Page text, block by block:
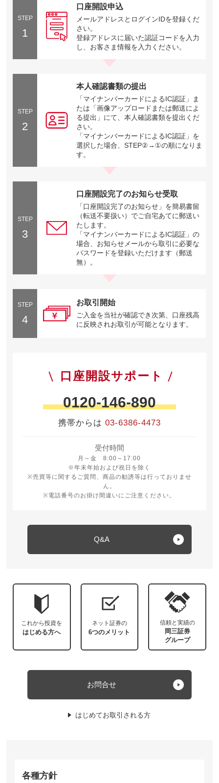
STEP
1
口座開設申込
メールアドレスとログインIDを登録くだ
さい。
登録アドレスに届いた認証コードを入力
し、お客さま情報を入力ください。
STEP
2
本人確認書類の提出
「マイナンバーカードによるIC認証」ま
たは「画像アップロードまたは郵送によ
る提出」にて、本人確認書類を提出くだ
さい。
「マイナンバーカードによるIC認証」を
選択した場合、STEP②→①の順になりま
す。
STEP
3
口座開設完了のお知らせ受取
「口座開設完了のお知らせ」を簡易書留
（転送不要扱い）でご自宅あてに郵送い
たします。
「マイナンバーカードによるIC認証」の
場合、お知らせメールから取引に必要な
パスワードを登録いただけます（郵送
無）。
STEP
4
お取引開始
ご入金を当社が確認でき次第、口座残高
に反映されお取引が可能となります。
口座開設サポート
0120-146-890
携帯からは 03-6386-4473
受付時間
月～金 8:00～17:00
月曜日から金曜日 8時から17時
※年末年始および祝日を除く
※売買等に関するご質問、商品の勧誘等は行っておりませ
ん。
※電話番号のお掛け間違いにご注意ください。
Q&A
これから投資を
はじめる方へ
ネット証券の
6つのメリット
信頼と実績の
岡三証券
グループ
お問合せ
はじめてお取引される方
各種方針